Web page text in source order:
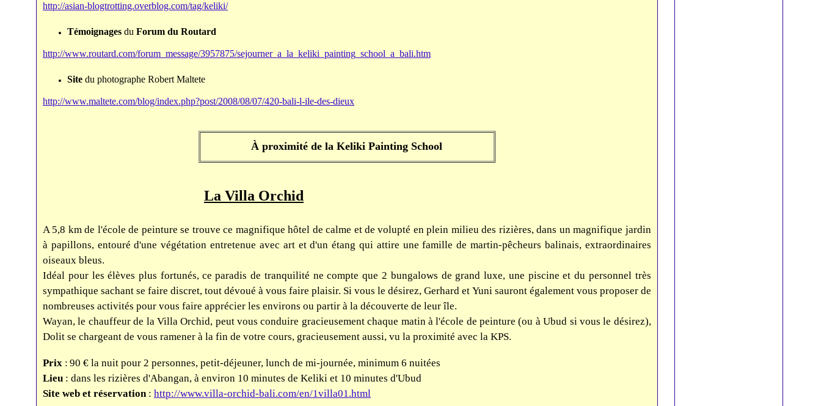
http://asian-blogtrotting.overblog.com/tag/keliki/
Témoignages du Forum du Routard
http://www.routard.com/forum_message/3957875/sejourner_a_la_keliki_painting_school_a_bali.htm
Site du photographe Robert Maltete
http://www.maltete.com/blog/index.php?post/2008/08/07/420-bali-l-ile-des-dieux
À proximité de la Keliki Painting School
La Villa Orchid
A 5,8 km de l'école de peinture se trouve ce magnifique hôtel de calme et de volupté en plein milieu des rizières, dans un magnifique jardin
à papillons, entouré d'une végétation entretenue avec art et d'un étang qui attire une famille de martin-pêcheurs balinais, extraordinaires
oiseaux bleus.
Idéal pour les élèves plus fortunés, ce paradis de tranquilité ne compte que 2 bungalows de grand luxe, une piscine et du personnel très
sympathique sachant se faire discret, tout dévoué à vous faire plaisir. Si vous le désirez, Gerhard et Yuni sauront également vous proposer de
nombreuses activités pour vous faire apprécier les environs ou partir à la découverte de leur île.
Wayan, le chauffeur de la Villa Orchid, peut vous conduire gracieusement chaque matin à l'école de peinture (ou à Ubud si vous le désirez),
Dolit se chargeant de vous ramener à la fin de votre cours, gracieusement aussi, vu la proximité avec la KPS.
Prix : 90 € la nuit pour 2 personnes, petit-déjeuner, lunch de mi-journée, minimum 6 nuitées
Lieu : dans les rizières d'Abangan, à environ 10 minutes de Keliki et 10 minutes d'Ubud
Site web et réservation: http://www.villa-orchid-bali.com/en/1villa01.html